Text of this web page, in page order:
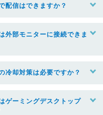
配信はできますか？
外部モニターに接続できま
冷却対策は必要ですか？
ゲーミングデスクトップ